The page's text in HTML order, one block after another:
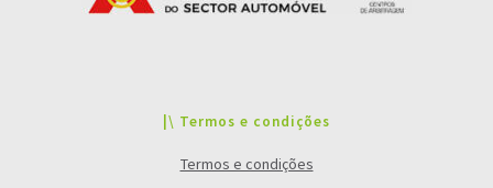
|\ Termos e condições
Termos e condições